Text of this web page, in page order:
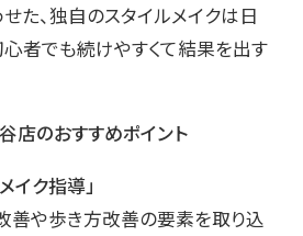
た、独自のスタイルメイクは日
心者でも続けやすくて結果を出す
店のおすすめポイント
イク指導」
善や歩き方改善の要素を取り込